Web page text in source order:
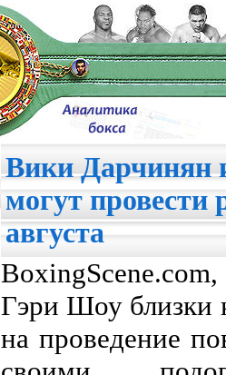
Вики Дарчинян
могут провести
августа
Гэри Шоу близки
на проведение